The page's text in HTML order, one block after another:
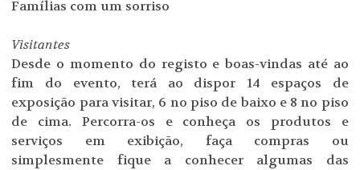
Famílias com um sorriso
Visitantes
Desde o momento do registo e boas-vindas até ao
fim do evento, terá ao dispor 14 espaços de
exposição para visitar, 6 no piso de baixo e 8 no piso
de cima. Percorra-os e conheça os produtos e
serviços em exibição, faça compras ou
simplesmente fique a conhecer algumas das